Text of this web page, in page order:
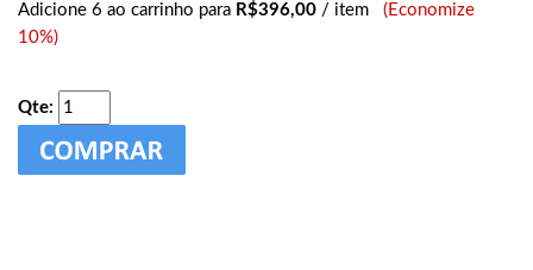
Adicione 6 ao carrinho para R$396,00 / item (Economize
10%)
Qte: